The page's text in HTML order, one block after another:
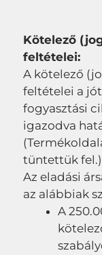
Kötelező
feltételei:
A kötelező
feltételei a
fogyasztási
igazodva
tüntettük fel.)
Az eladási
az alábbiak
A